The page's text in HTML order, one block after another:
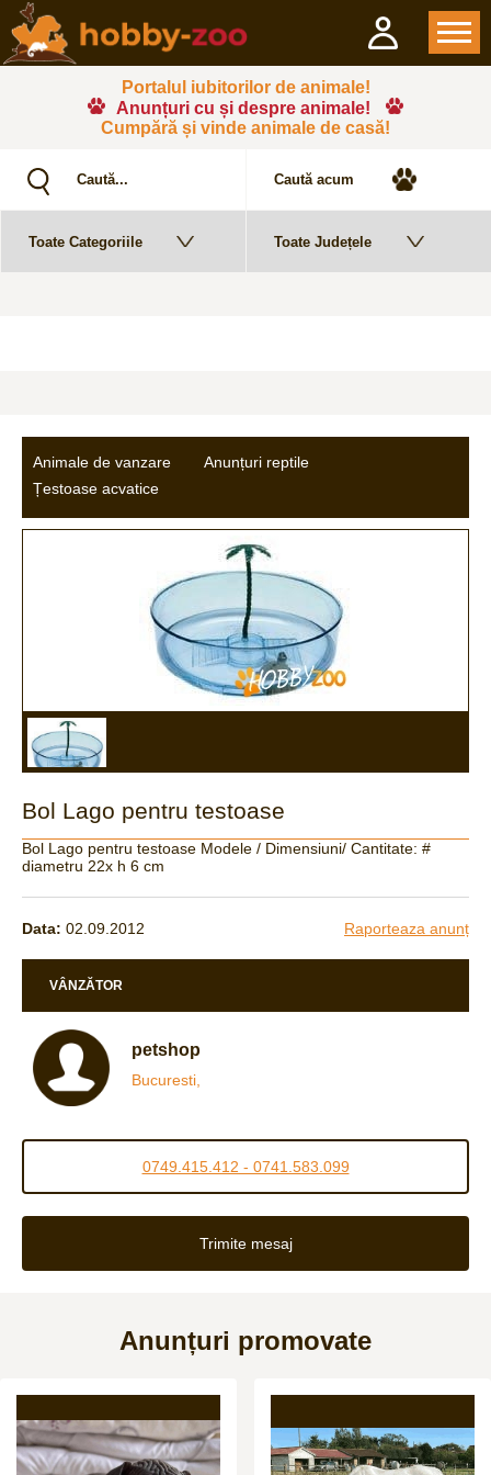
Portalul iubitorilor de animale!
Anunțuri cu și despre animale!
Cumpără și vinde animale de casă!
Animale de vanzare
Anunțuri reptile
Țestoase acvatice
Bol Lago pentru testoase
Bol Lago pentru testoase Modele / Dimensiuni/ Cantitate: #
diametru 22x h 6 cm
Data: 02.09.2012 Raporteaza anunț
VÂNZĂTOR
petshop
Bucuresti,
0749.415.412 - 0741.583.099
Trimite mesaj
Anunțuri promovate